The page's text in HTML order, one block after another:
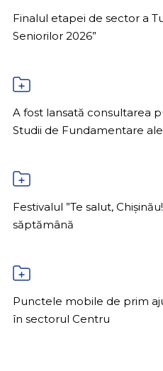
Finalul etapei de sector a
Seniorilor 2026”
A fost lansată consultarea
Studii de Fundamentare
Festivalul ”Te salut,
săptămână
Punctele mobile de prim
în sectorul Centru